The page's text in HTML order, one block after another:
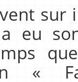
sur
eu
«